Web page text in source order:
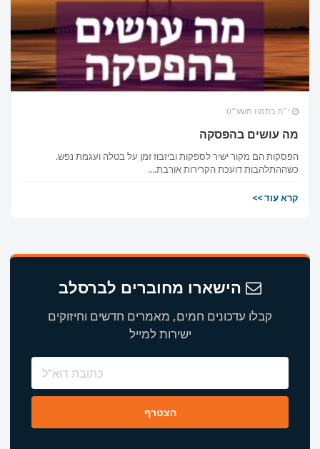
י״ח בתמוז תשע״ט
מה עושים בהפסקה
הפסקות הם מקור ישיר לספקות וביזבוז זמן על בטלה ועגמת נפש.
כשההתלהבות דועכת הקרירות אורבת....
קרא עוד >>
הישארו מחוברים לברסלב
קבלו עדכונים חמים, מאמרים חדשים וחיזוקים
ישירות למייל